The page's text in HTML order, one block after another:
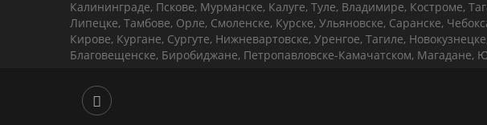
Калининграде, Пскове, Мурманске, Калуге, Туле, Владимире, Костроме,
Липецке, Тамбове, Орле, Смоленске, Курске, Ульяновске, Саранске,
Кирове, Кургане, Сургуте, Нижневартовске, Уренгое, Тагиле,
Благовещенске, Биробиджане, Петропавловске-Камачатском, Магадане,